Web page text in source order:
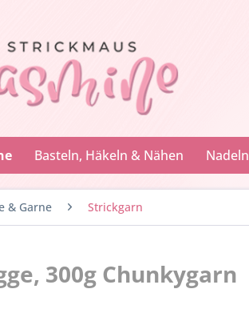
Basteln, Häkeln & Nähen Nadeln
& Garne Strickgarn
300g Chunkygarn